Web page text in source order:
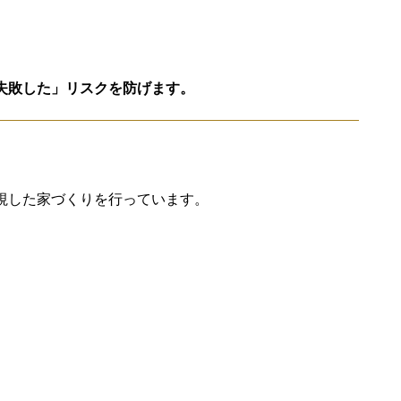
敗した」リスクを防げます。
た家づくりを行っています。